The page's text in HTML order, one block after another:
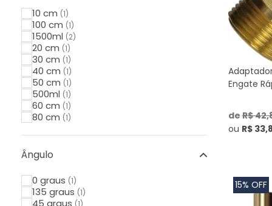
BLA 2600
BLA 4100(1)
Califórnia
Combate Turbo
Compacta
Easy Wash
Eco Smart
EL 1400i(1)
EL 1600i(1)
EWS10 (1)
EWS30(1)
EWS31(1)
Extreme Turbo
F-Power 1400W 1520Psi
F-Power 1600W 1885Psi
Fast(1)
10 cm (1)
100 cm (1)
1500ml (2)
20 cm (1)
30 cm (1)
40 cm (1)
50 cm (1)
500ml (1)
60 cm (1)
80 cm (1)
Ângulo
0 graus (1)
135 graus (1)
45 graus (1)
Engate
deR$
ou R$
15% OFF